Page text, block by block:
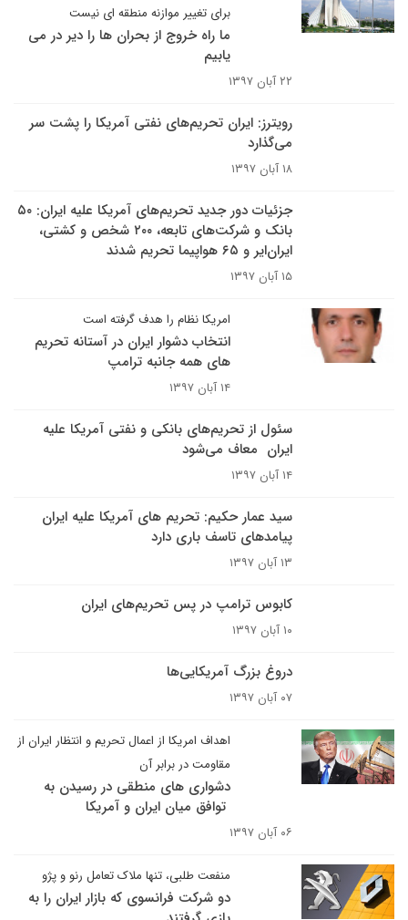
برای تغییر موازنه منطقه ای نیست
ما راه خروج از بحران ها را دیر در می
یابیم
۲۲ آبان ۱۳۹۷
رویترز: ایران تحریم‌های نفتی آمریکا را پشت سر
می‌گذارد
۱۸ آبان ۱۳۹۷
جزئیات دور جدید تحریم‌های آمریکا علیه ایران: ۵۰
بانک و شرکت‌های تابعه، ۲۰۰ شخص و کشتی،
ایران‌ایر و ۶۵ هواپیما تحریم شدند
۱۵ آبان ۱۳۹۷
امریکا نظام را هدف گرفته است
انتخاب دشوار ایران در آستانه تحریم
های همه جانبه ترامپ
۱۴ آبان ۱۳۹۷
سئول از تحریم‌های بانکی و نفتی آمریکا علیه
ایران معاف می‌شود
۱۴ آبان ۱۳۹۷
سید عمار حکیم: تحریم های آمریکا علیه ایران
پیامدهای تاسف باری دارد
۱۳ آبان ۱۳۹۷
کابوس ترامپ در پس تحریم‌های ایران
۱۰ آبان ۱۳۹۷
دروغ بزرگ آمریکایی‌ها
۰۷ آبان ۱۳۹۷
اهداف امریکا از اعمال تحریم و انتظار ایران از
مقاومت در برابر آن
دشواری های منطقی در رسیدن به
توافق میان ایران و آمریکا
۰۶ آبان ۱۳۹۷
منفعت طلبی، تنها ملاک تعامل رنو و پژو
دو شرکت فرانسوی که بازار ایران را به